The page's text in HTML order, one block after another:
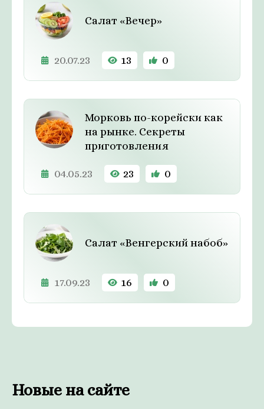
Салат «Вечер»
20.07.23 13 0
Морковь по-корейски как
на рынке. Секреты
приготовления
04.05.23 23 0
Салат «Венгерский набоб»
17.09.23 16 0
Новые на сайте